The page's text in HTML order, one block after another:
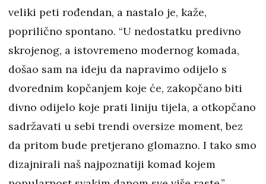
veliki peti rođendan, a nastalo je, kaže,
poprilično spontano. “U nedostatku predivno
skrojenog, a istovremeno modernog komada,
došao sam na ideju da napravimo odijelo s
dvorednim kopčanjem koje će, zakopčano biti
divno odijelo koje prati liniju tijela, a otkopčano
sadržavati u sebi trendi oversize moment, bez
da pritom bude pretjerano glomazno. I tako smo
dizajnirali naš najpoznatiji komad kojem